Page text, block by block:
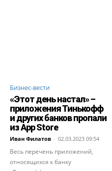
Бизнес-вести
«Этот день настал» –
приложения Тинькофф
и других банков пропали
из App Store
Иван Филатов - 02.03.2023 09:54
Весь перечень приложений,
относящихся к банку